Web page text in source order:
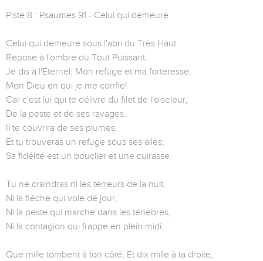
Piste 8 : Psaumes 91 - Celui qui demeure
Celui qui demeure sous l'abri du Très Haut
Repose à l'ombre du Tout Puissant.
Je dis à l'Éternel: Mon refuge et ma forteresse,
Mon Dieu en qui je me confie!
Car c'est lui qui te délivre du filet de l'oiseleur,
De la peste et de ses ravages.
Il te couvrira de ses plumes,
Et tu trouveras un refuge sous ses ailes;
Sa fidélité est un bouclier et une cuirasse.
Tu ne craindras ni les terreurs de la nuit,
Ni la flèche qui vole de jour,
Ni la peste qui marche dans les ténèbres,
Ni la contagion qui frappe en plein midi.
Que mille tombent à ton côté, Et dix mille à ta droite,